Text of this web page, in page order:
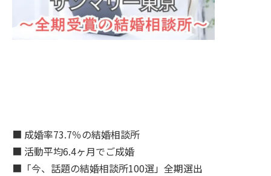
■ 成婚率73.7％の結婚相談所
■ 活動平均6.4ヶ月でご成婚
■「今、話題の結婚相談所100選」全期選出